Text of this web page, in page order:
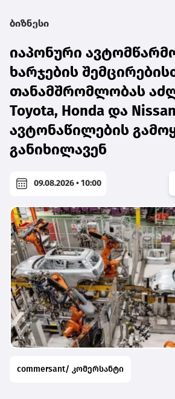
ბიზნესი
იაპონური
ხარჯების
თანამშრომლობას
Toyota, Honda და
ავტონაწილების
განიხილავენ
09.08.2026 • 10:00
commersant/ კომერსანტი